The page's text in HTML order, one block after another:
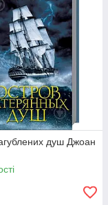
душ Джоан